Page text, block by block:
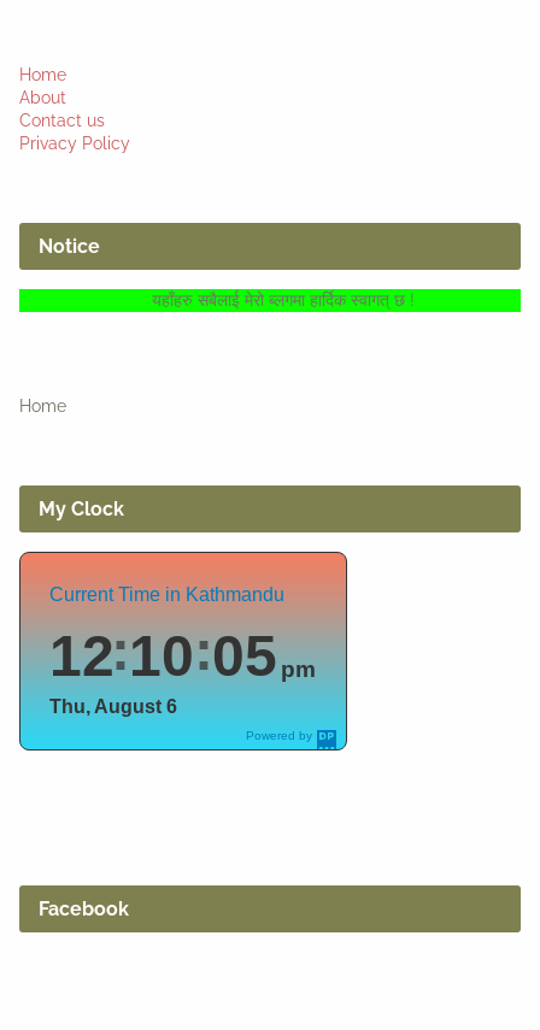
Home
About
Contact us
Privacy Policy
Notice
यहाँहरु सबैलाई मेरो ब्लगमा हार्दिक स्वागत् छ !
Home
My Clock
Powered by
DaysPedia.c
Current Time in Kathmandu
12 10 06pm
Thu, August 6
Facebook